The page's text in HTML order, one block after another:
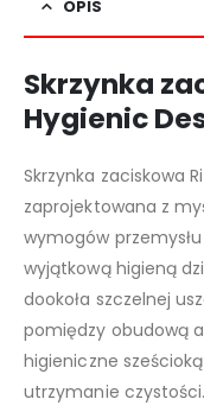
OPIS
Skrzynka
Hygienic
Skrzynka zaciskowa
zaprojektowana z
wymogów
wyjątkową higieną
dookoła szczelnej
pomiędzy obudową
higieniczne
utrzymanie czystości.